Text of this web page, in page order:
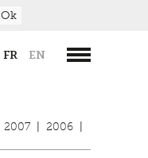
FR EN
2007 2006
Ok